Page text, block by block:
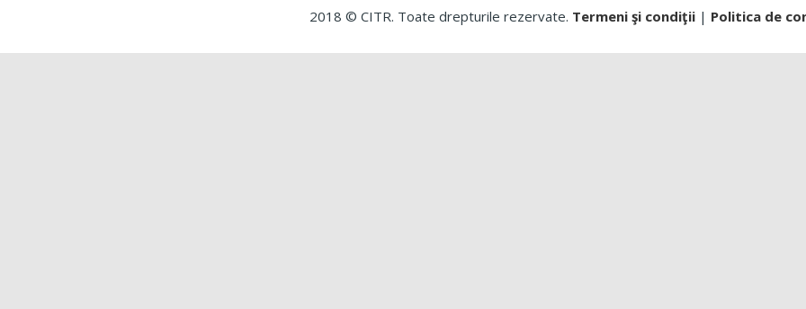
2018 © CITR. Toate drepturile rezervate. Termeni şi condiţii | Politica de